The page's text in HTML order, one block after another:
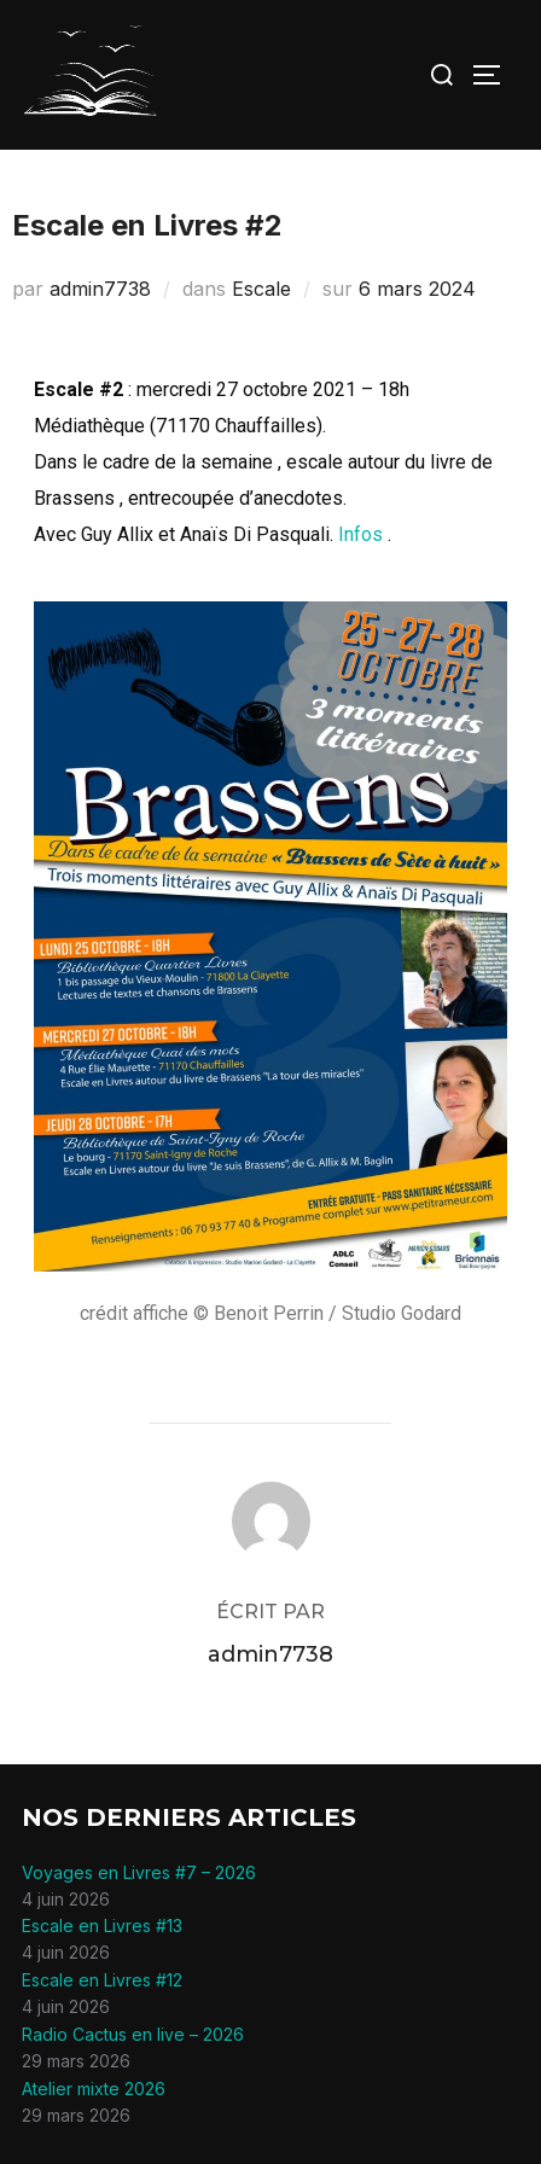
Escale en Livres #2
par admin7738 dans Escale sur 6 mars 2024
Escale #2: mercredi 27 octobre 2021 – 18h
Médiathèque (71170 Chauffailles).
Dans le cadre de la semaine , escale autour du livre de
Brassens , entrecoupée d’anecdotes.
Avec Guy Allix et Anaïs Di Pasquali. Infos .
crédit affiche © Benoit Perrin / Studio Godard
AUTEUR DE LA PUBLICATION
ÉCRIT PAR
admin7738
NOS DERNIERS ARTICLES
Voyages en Livres #7 – 2026
4 juin 2026
Escale en Livres #13
4 juin 2026
Escale en Livres #12
4 juin 2026
Radio Cactus en live – 2026
29 mars 2026
Atelier mixte 2026
29 mars 2026